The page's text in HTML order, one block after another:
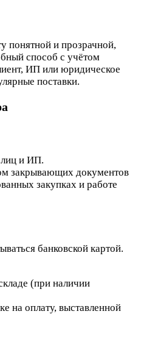
понятной и прозрачной,
способ с учётом
ИП или юридическое
поставки.
и ИП.
закрывающих документов
закупках и работе
банковской картой.
(при наличии
на оплату, выставленной